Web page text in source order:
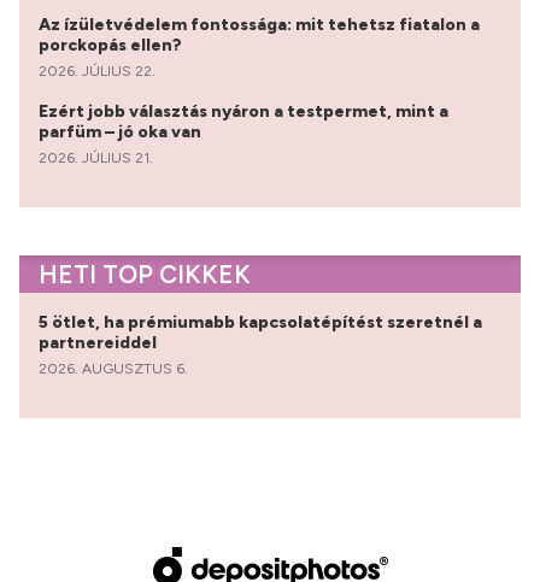
Az ízületvédelem fontossága: mit tehetsz fiatalon a
porckopás ellen?
2026. JÚLIUS 22.
Ezért jobb választás nyáron a testpermet, mint a
parfüm – jó oka van
2026. JÚLIUS 21.
HETI TOP CIKKEK
5 ötlet, ha prémiumabb kapcsolatépítést szeretnél a
partnereiddel
2026. AUGUSZTUS 6.